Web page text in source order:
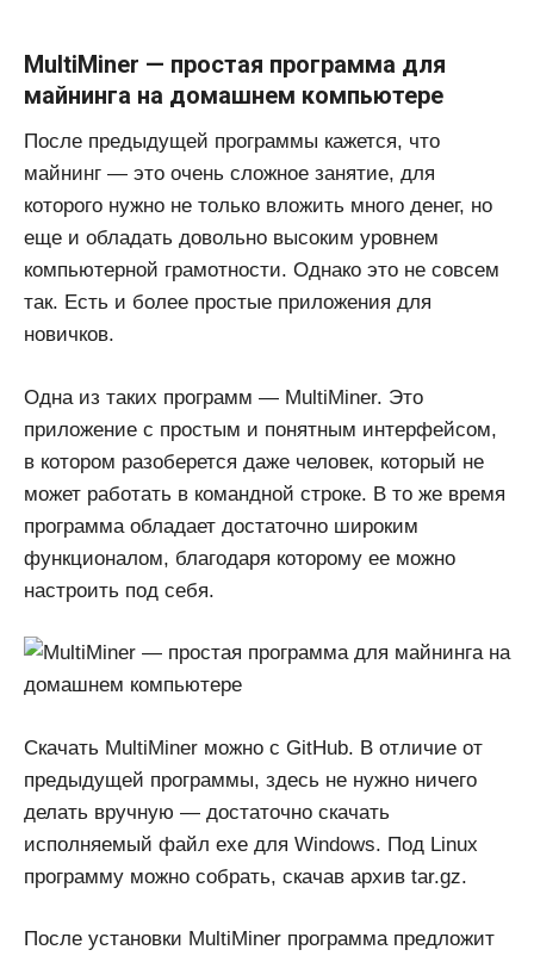
MultiMiner — простая программа для
майнинга на домашнем компьютере
После предыдущей программы кажется, что
майнинг — это очень сложное занятие, для
которого нужно не только вложить много денег, но
еще и обладать довольно высоким уровнем
компьютерной грамотности. Однако это не совсем
так. Есть и более простые приложения для
новичков.
Одна из таких программ — MultiMiner. Это
приложение с простым и понятным интерфейсом,
в котором разоберется даже человек, который не
может работать в командной строке. В то же время
программа обладает достаточно широким
функционалом, благодаря которому ее можно
настроить под себя.
Скачать MultiMiner можно с GitHub. В отличие от
предыдущей программы, здесь не нужно ничего
делать вручную — достаточно скачать
исполняемый файл exe для Windows. Под Linux
программу можно собрать, скачав архив tar.gz.
После установки MultiMiner программа предложит